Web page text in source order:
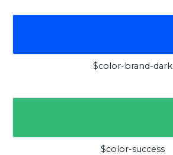
$color-brand-dark
$color-success